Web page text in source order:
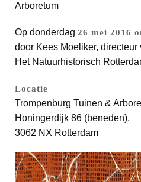
Arboretum
Op donderdag 26 mei 2016
door Kees Moeliker, directeur
Het Natuurhistorisch
Locatie
Trompenburg Tuinen &
Honingerdijk 86 (beneden),
3062 NX Rotterdam